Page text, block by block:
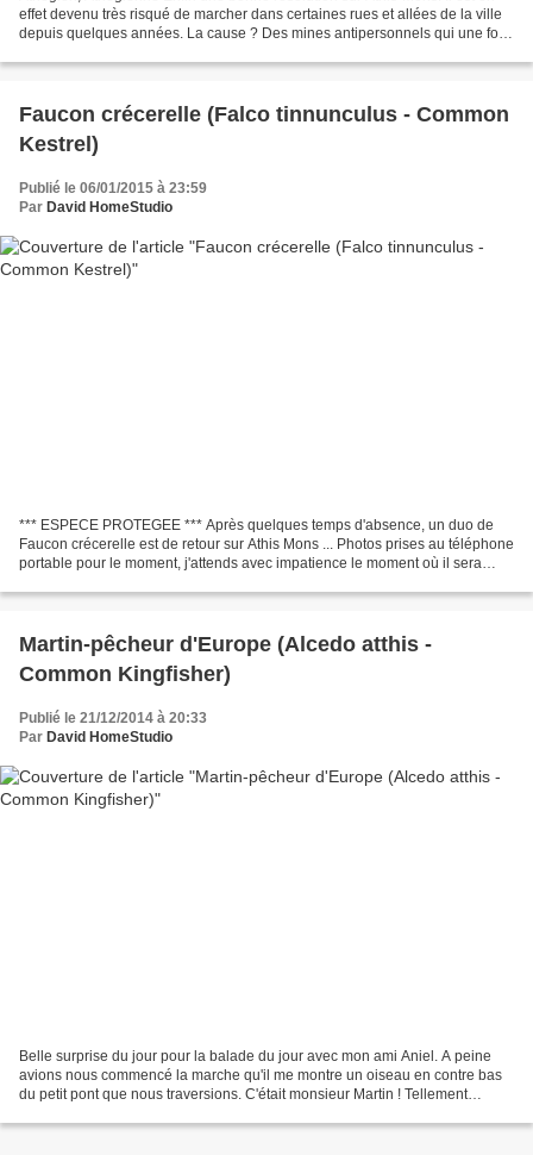
effet devenu très risqué de marcher dans certaines rues et allées de la ville
depuis quelques années. La cause ? Des mines antipersonnels qui une fois
Faucon crécerelle (Falco tinnunculus - Common
Kestrel)
Publié le 06/01/2015 à 23:59
Par David HomeStudio
*** ESPECE PROTEGEE *** Après quelques temps d'absence, un duo de
Faucon crécerelle est de retour sur Athis Mons ... Photos prises au téléphone
portable pour le moment, j'attends avec impatience le moment où il sera
Martin-pêcheur d'Europe (Alcedo atthis -
Common Kingfisher)
Publié le 21/12/2014 à 20:33
Par David HomeStudio
Belle surprise du jour pour la balade du jour avec mon ami Aniel. A peine
avions nous commencé la marche qu'il me montre un oiseau en contre bas
du petit pont que nous traversions. C'était monsieur Martin ! Tellement